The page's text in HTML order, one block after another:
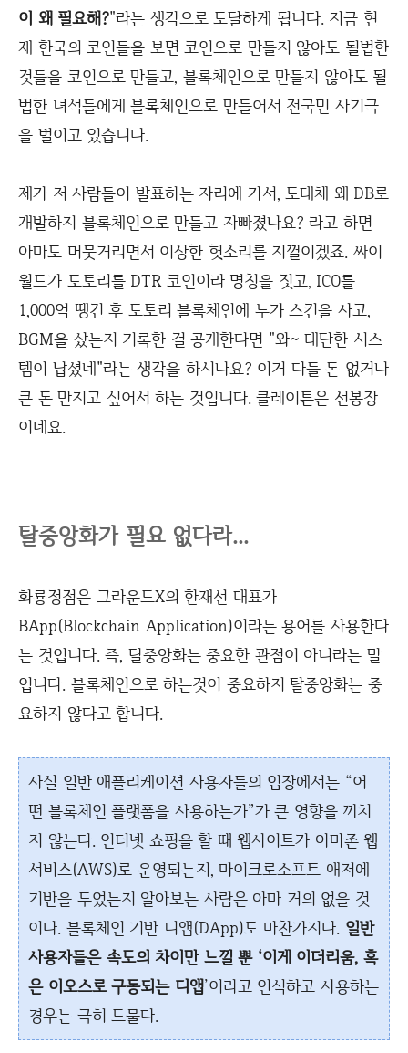
이 왜 필요해?"라는 생각으로 도달하게 됩니다. 지금 현
재 한국의 코인들을 보면 코인으로 만들지 않아도 될법한
것들을 코인으로 만들고, 블록체인으로 만들지 않아도 될
법한 녀석들에게 블록체인으로 만들어서 전국민 사기극
을 벌이고 있습니다.
제가 저 사람들이 발표하는 자리에 가서, 도대체 왜 DB로
개발하지 블록체인으로 만들고 자빠졌나요? 라고 하면
아마도 머뭇거리면서 이상한 헛소리를 지껄이겠죠. 싸이
월드가 도토리를 DTR 코인이라 명칭을 짓고, ICO를
1,000억 땡긴 후 도토리 블록체인에 누가 스킨을 사고,
BGM을 샀는지 기록한 걸 공개한다면 "와~ 대단한 시스
템이 납셨네"라는 생각을 하시나요? 이거 다들 돈 없거나
큰 돈 만지고 싶어서 하는 것입니다. 클레이튼은 선봉장
이네요.
탈중앙화가 필요 없다라...
화룡정점은 그라운드X의 한재선 대표가
BApp(Blockchain Application)이라는 용어를 사용한다
는 것입니다. 즉, 탈중앙화는 중요한 관점이 아니라는 말
입니다. 블록체인으로 하는것이 중요하지 탈중앙화는 중
요하지 않다고 합니다.
사실 일반 애플리케이션 사용자들의 입장에서는 “어
떤 블록체인 플랫폼을 사용하는가”가 큰 영향을 끼치
지 않는다. 인터넷 쇼핑을 할 때 웹사이트가 아마존 웹
서비스(AWS)로 운영되는지, 마이크로소프트 애저에
기반을 두었는지 알아보는 사람은 아마 거의 없을 것
이다. 블록체인 기반 디앱(DApp)도 마찬가지다. 일반
사용자들은 속도의 차이만 느낄 뿐 ‘이게 이더리움, 혹
은 이오스로 구동되는 디앱’이라고 인식하고 사용하는
경우는 극히 드물다.